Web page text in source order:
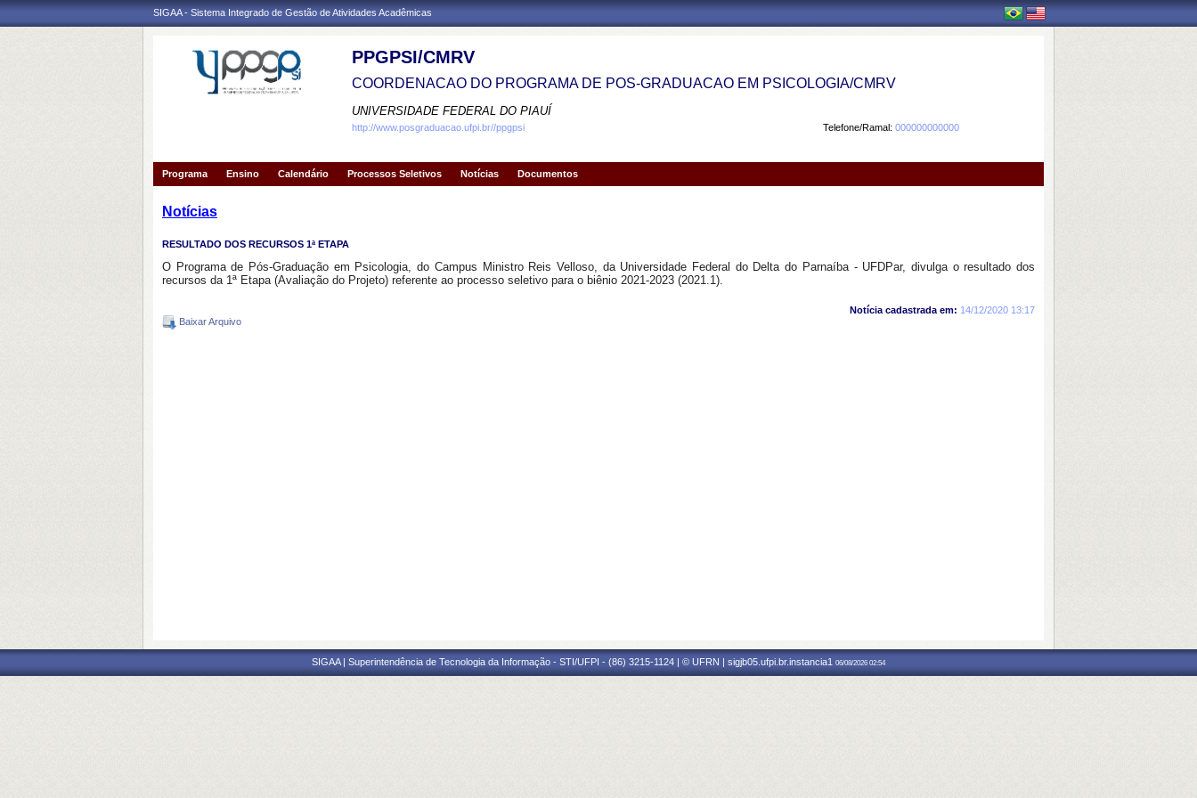
SIGAA - Sistema Integrado de Gestão de Atividades Acadêmicas
PPGPSI/CMRV
COORDENACAO DO PROGRAMA DE POS-GRADUACAO EM PSICOLOGIA/CMRV
UNIVERSIDADE FEDERAL DO PIAUÍ
Telefone/Ramal: 000000000000
http://www.posgraduacao.ufpi.br//ppgpsi
Programa Ensino Calendário Processos Seletivos Notícias Documentos
Notícias
RESULTADO DOS RECURSOS 1ª ETAPA
O Programa de Pós-Graduação em Psicologia, do Campus Ministro Reis Velloso, da Universidade Federal do Delta do Parnaíba - UFDPar, divulga o resultado dos
recursos da 1ª Etapa (Avaliação do Projeto) referente ao processo seletivo para o biênio 2021-2023 (2021.1).
Notícia cadastrada em: 14/12/2020 13:17
Baixar Arquivo
SIGAA | Superintendência de Tecnologia da Informação - STI/UFPI - (86) 3215-1124 | © UFRN | sigjb05.ufpi.br.instancia1 06/08/2026 02:54